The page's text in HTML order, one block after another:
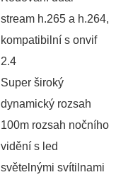
stream h.265 a h.264,
kompatibilní s onvif
2.4
Super široký
dynamický rozsah
100m rozsah nočního
vidění s led
světelnými svítilnami